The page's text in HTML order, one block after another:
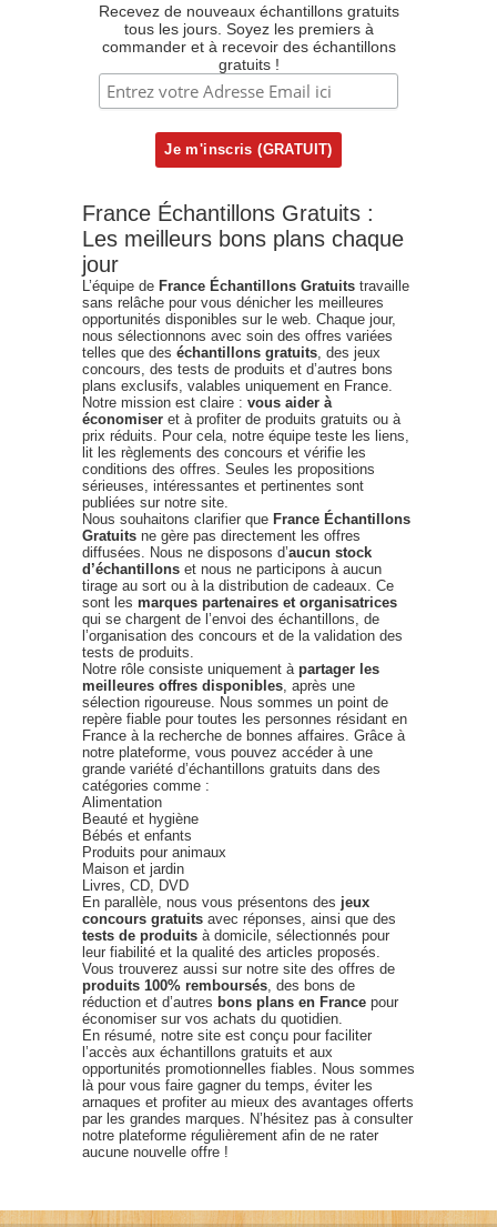
Recevez de nouveaux échantillons gratuits
tous les jours. Soyez les premiers à
commander et à recevoir des échantillons
gratuits !
France Échantillons Gratuits :
Les meilleurs bons plans chaque
jour
L’équipe de France Échantillons Gratuits travaille
sans relâche pour vous dénicher les meilleures
opportunités disponibles sur le web. Chaque jour,
nous sélectionnons avec soin des offres variées
telles que des échantillons gratuits , des jeux
concours, des tests de produits et d’autres bons
plans exclusifs, valables uniquement en France.
Notre mission est claire : vous aider à
économiser et à profiter de produits gratuits ou à
prix réduits. Pour cela, notre équipe teste les liens,
lit les règlements des concours et vérifie les
conditions des offres. Seules les propositions
sérieuses, intéressantes et pertinentes sont
publiées sur notre site.
Nous souhaitons clarifier que France Échantillons
Gratuits ne gère pas directement les offres
diffusées. Nous ne disposons d’aucun stock
d’échantillons et nous ne participons à aucun
tirage au sort ou à la distribution de cadeaux. Ce
sont les marques partenaires et organisatrices
qui se chargent de l’envoi des échantillons, de
l’organisation des concours et de la validation des
tests de produits.
Notre rôle consiste uniquement à partager les
meilleures offres disponibles , après une
sélection rigoureuse. Nous sommes un point de
repère fiable pour toutes les personnes résidant en
France à la recherche de bonnes affaires. Grâce à
notre plateforme, vous pouvez accéder à une
grande variété d’échantillons gratuits dans des
catégories comme :
Alimentation
Beauté et hygiène
Bébés et enfants
Produits pour animaux
Maison et jardin
Livres, CD, DVD
En parallèle, nous vous présentons des jeux
concours gratuits avec réponses, ainsi que des
tests de produits à domicile, sélectionnés pour
leur fiabilité et la qualité des articles proposés.
Vous trouverez aussi sur notre site des offres de
produits 100% remboursés , des bons de
réduction et d’autres bons plans en France pour
économiser sur vos achats du quotidien.
En résumé, notre site est conçu pour faciliter
l’accès aux échantillons gratuits et aux
opportunités promotionnelles fiables. Nous sommes
là pour vous faire gagner du temps, éviter les
arnaques et profiter au mieux des avantages offerts
par les grandes marques. N’hésitez pas à consulter
notre plateforme régulièrement afin de ne rater
aucune nouvelle offre !